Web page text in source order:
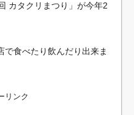
カタクリまつり」が今年2
で食べたり飲んだり出来ま
リンク